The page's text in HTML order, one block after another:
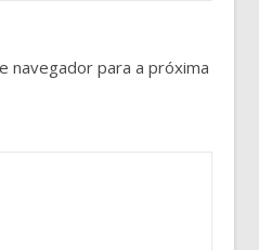
navegador para a próxima